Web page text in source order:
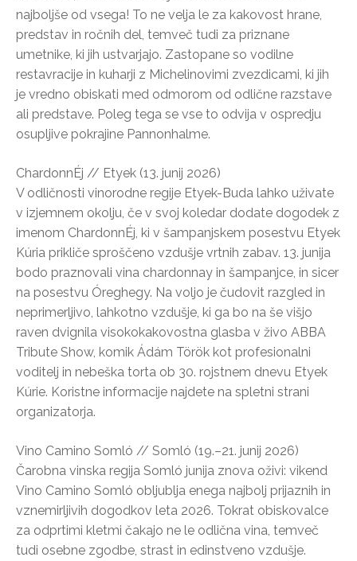
najboljše od vsega! To ne velja le za kakovost hrane,
predstav in ročnih del, temveč tudi za priznane
umetnike, ki jih ustvarjajo. Zastopane so vodilne
restavracije in kuharji z Michelinovimi zvezdicami, ki jih
je vredno obiskati med odmorom od odlične razstave
ali predstave. Poleg tega se vse to odvija v ospredju
osupljive pokrajine Pannonhalme.
ChardonnÉj // Etyek (13. junij 2026)
V odličnosti vinorodne regije Etyek-Buda lahko uživate
v izjemnem okolju, če v svoj koledar dodate dogodek z
imenom ChardonnÉj, ki v šampanjskem posestvu Etyek
Kúria prikliče sproščeno vzdušje vrtnih zabav. 13. junija
bodo praznovali vina chardonnay in šampanjce, in sicer
na posestvu Óreghegy. Na voljo je čudovit razgled in
neprimerljivo, lahkotno vzdušje, ki ga bo na še višjo
raven dvignila visokokakovostna glasba v živo ABBA
Tribute Show, komik Ádám Török kot profesionalni
voditelj in nebeška torta ob 30. rojstnem dnevu Etyek
Kúrie. Koristne informacije najdete na spletni strani
organizatorja.
Vino Camino Somló // Somló (19.–21. junij 2026)
Čarobna vinska regija Somló junija znova oživi: vikend
Vino Camino Somló obljublja enega najbolj prijaznih in
vznemirljivih dogodkov leta 2026. Tokrat obiskovalce
za odprtimi kletmi čakajo ne le odlična vina, temveč
tudi osebne zgodbe, strast in edinstveno vzdušje.